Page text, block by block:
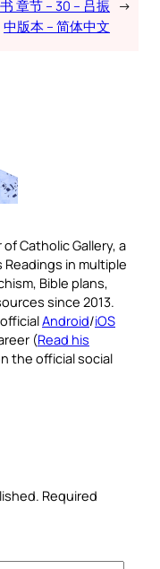
章节 – 30 – 吕振
中版本 – 简体中文
→
Catholic Gallery, a
in multiple
Bible plans,
since 2013.
Android/iOS
(Read his
the official social
Required